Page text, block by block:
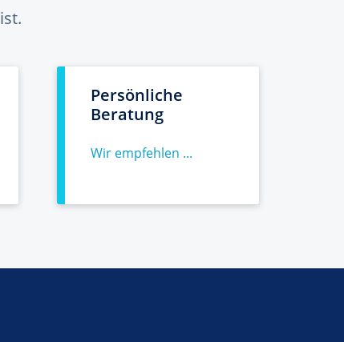
Persönliche
Beratung
Wir empfehlen ...